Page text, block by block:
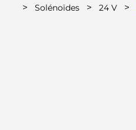
> Solénoïdes > 24 V >